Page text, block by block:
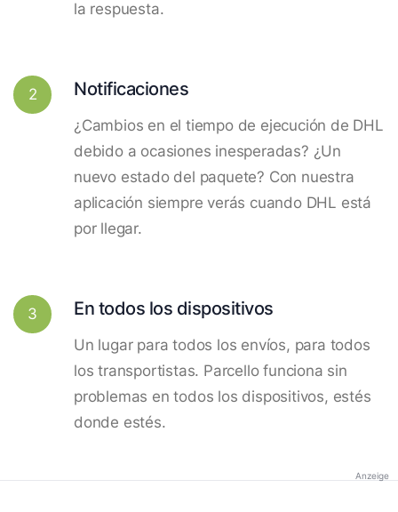
la respuesta.
2 Notificaciones
¿Cambios en el tiempo de ejecución de DHL
debido a ocasiones inesperadas? ¿Un
nuevo estado del paquete? Con nuestra
aplicación siempre verás cuando DHL está
por llegar.
3 En todos los dispositivos
Un lugar para todos los envíos, para todos
los transportistas. Parcello funciona sin
problemas en todos los dispositivos, estés
donde estés.
Anzeige